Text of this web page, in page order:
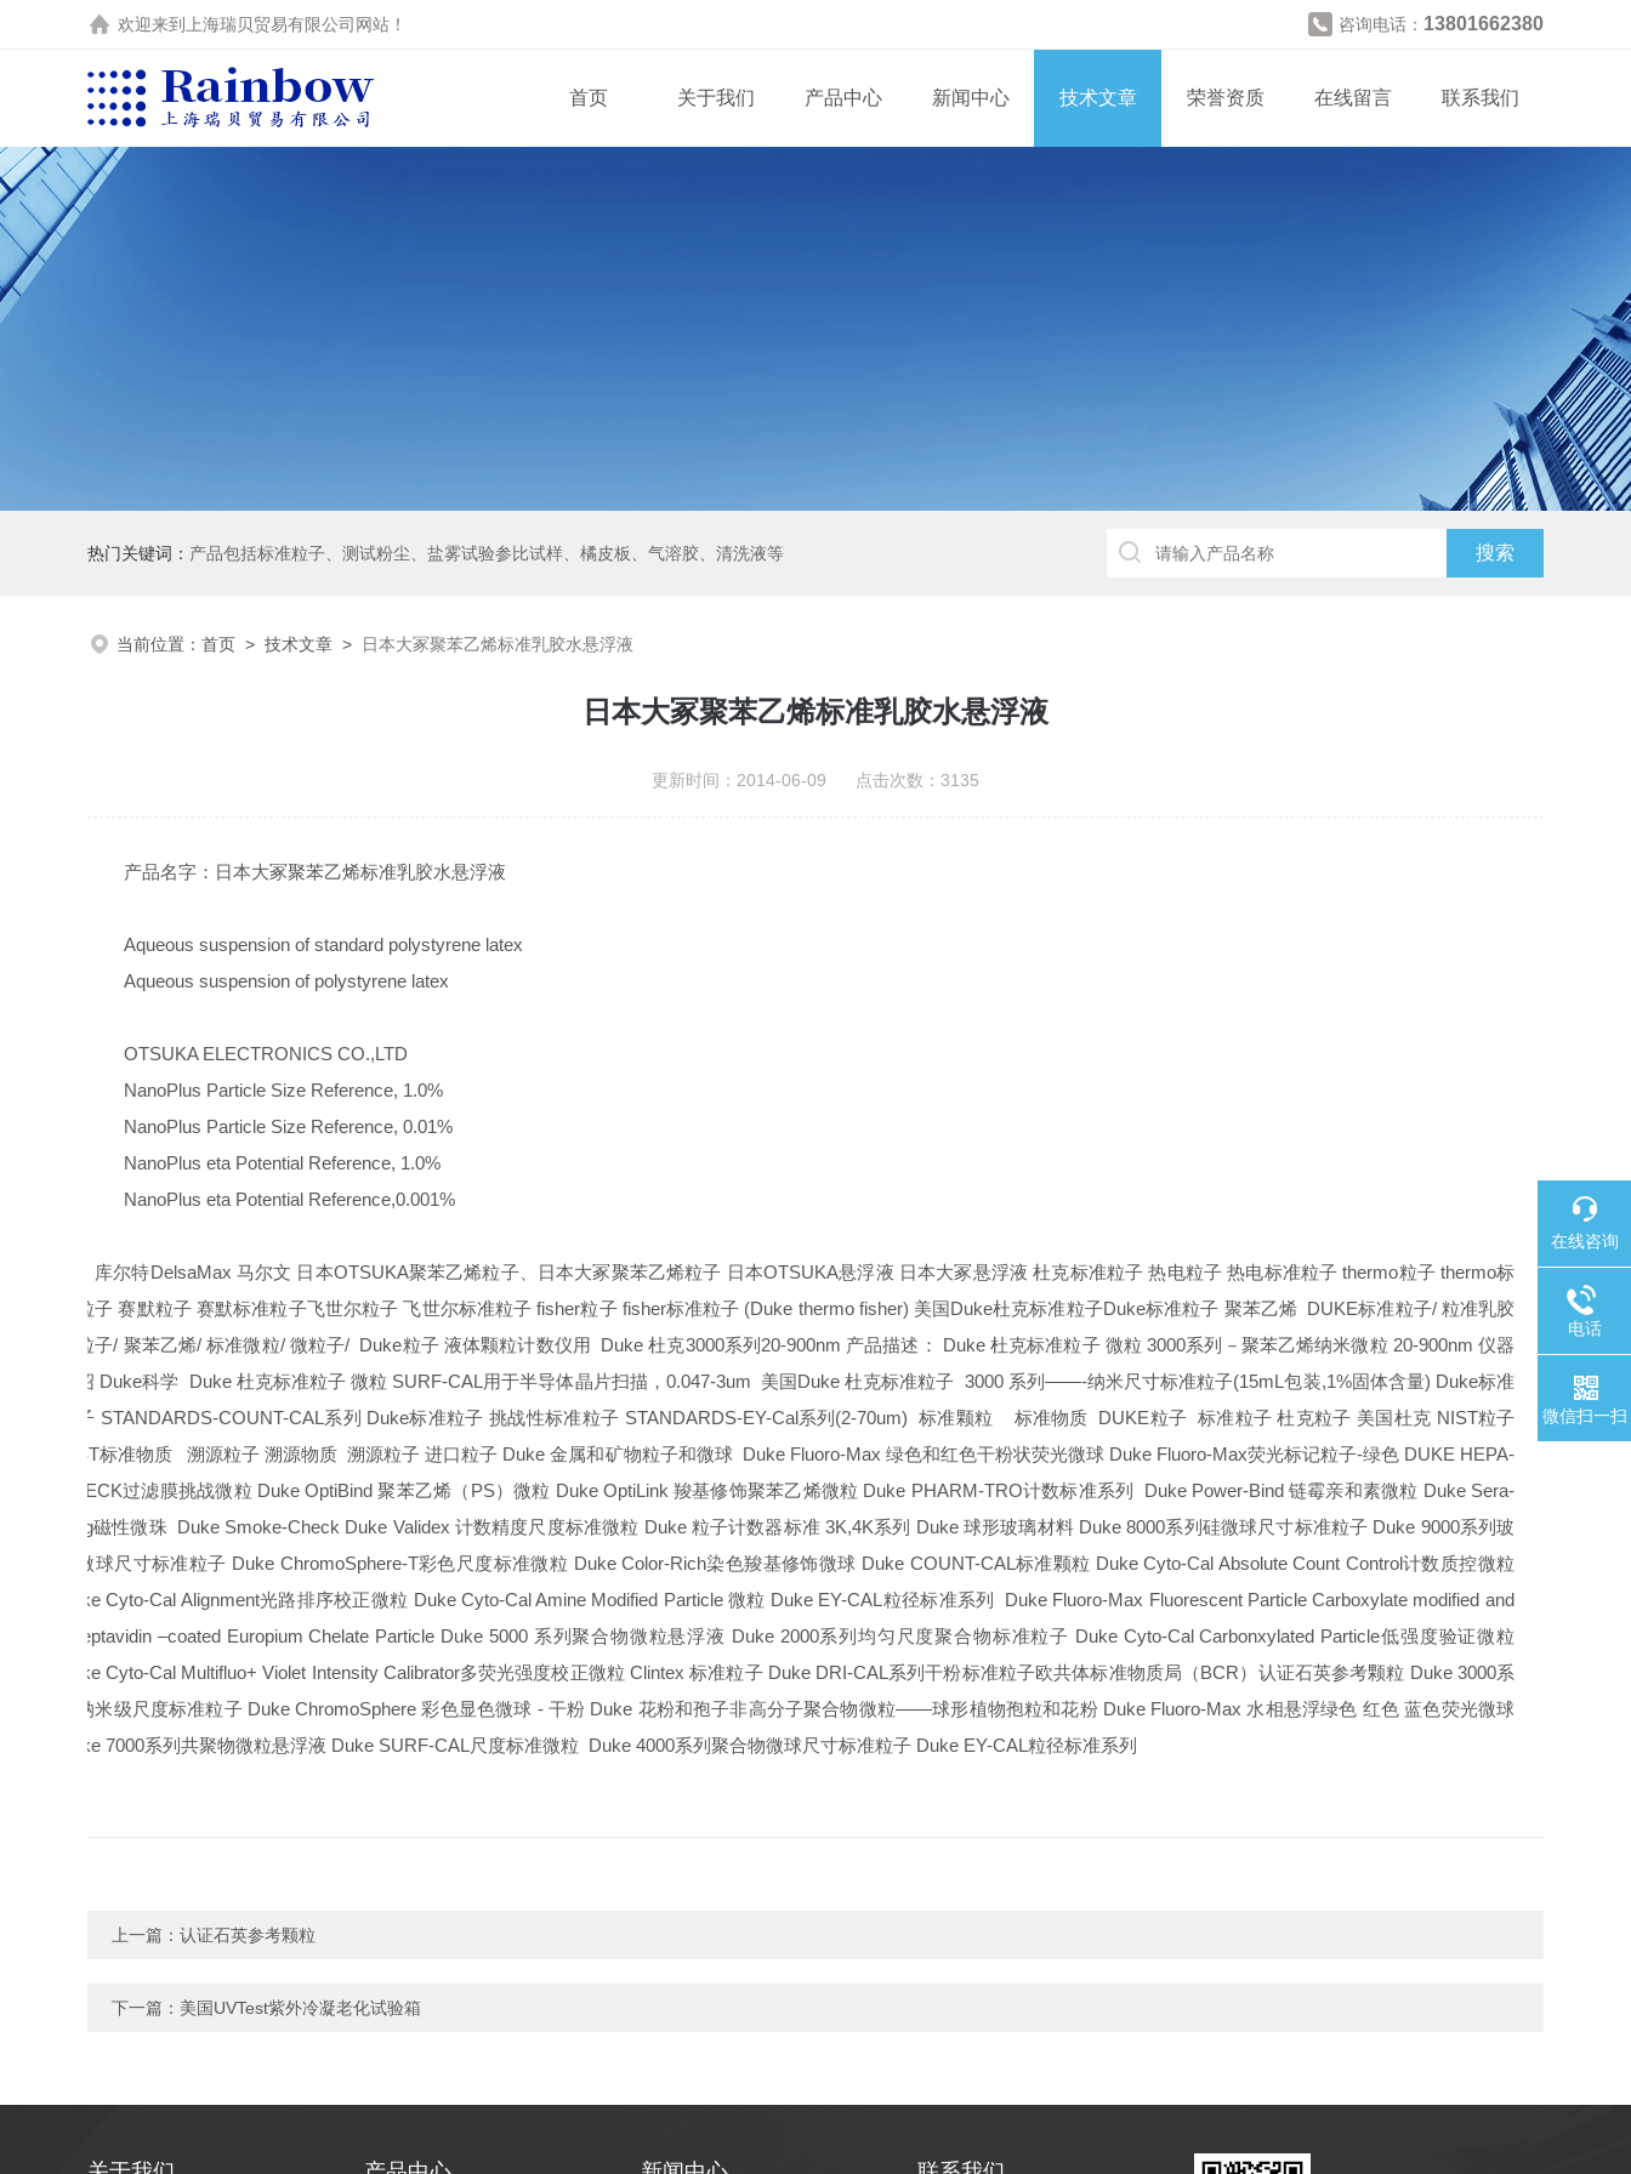
欢迎来到 上海瑞贝贸易有限公司 网站！ 咨询电话： 13801662380
首页 关于我们 产品中心 新闻中心 技术文章 荣誉资质 在线留言 联系我们
热门关键词： 产品包括标准粒子、测试粉尘、盐雾试验参比试样、橘皮板、气溶胶、清洗液等
当前位置： 首页 > 技术文章 > 日本大冢聚苯乙烯标准乳胶水悬浮液
日本大冢聚苯乙烯标准乳胶水悬浮液
更新时间：2014-06-09 点击次数：3135
产品名字：日本大冢聚苯乙烯标准乳胶水悬浮液
Aqueous suspension of standard polystyrene latex
Aqueous suspension of polystyrene latex
OTSUKA ELECTRONICS CO.,LTD
NanoPlus Particle Size Reference, 1.0%
NanoPlus Particle Size Reference, 0.01%
NanoPlus eta Potential Reference, 1.0%
NanoPlus eta Potential Reference,0.001%
库尔特DelsaMax 马尔文 日本OTSUKA聚苯乙烯粒子、日本大冢聚苯乙烯粒子 日本OTSUKA悬浮液 日本大冢悬浮液 杜克标准粒子 热电粒子 热电标准粒子 thermo粒子thermo标
准粒子 赛默粒子 赛默标准粒子飞世尔粒子 飞世尔标准粒子 fisher粒子fisher标准粒子 (Duke thermo fisher) 美国Duke杜克标准粒子Duke标准粒子 聚苯乙烯 DUKE标准粒子/ 粒准乳胶
球粒子/ 聚苯乙烯/标准微粒/ 微粒子/ Duke粒子 液体颗粒计数仪用 Duke杜克3000系列 20-900nm 产品描述： Duke 杜克标准粒子 微粒 3000系列－聚苯乙烯纳米微粒 20-900nm 仪器
介绍 Duke科学 Duke 杜克标准粒子 微粒 SURF-CAL用于半导体晶片扫描， 0.047-3um 美国Duke杜克标准粒子 3000 系列 ——-纳米尺寸标准粒子(15mL包装,1%固体含量) Duke标准
粒子 STANDARDS-COUNT-CAL系列 Duke标准粒子 挑战性标准粒子 STANDARDS-EY-Cal系列 (2-70um)标准颗粒 标准物质 DUKE粒子 标准粒子 杜克粒子 美国杜克 NIST粒子
NIST标准物质 溯源粒子 溯源物质 溯源粒子 进口粒子 Duke金属和矿物粒子和微球 Duke Fluoro-Max 绿色和红色干粉状荧光微球 Duke Fluoro-Max荧光标记粒子-绿色 DUKE HEPA-
CHECK过滤膜挑战微粒 Duke OptiBind聚苯乙烯（ PS）微粒 Duke OptiLink羧基修饰聚苯乙烯微粒 Duke PHARM-TRO计数标准系列 Duke Power-Bind链霉亲和素微粒 Duke Sera-
Mag磁性微珠 Duke Smoke-Check Duke Validex 计数精度尺度标准微粒 Duke 粒子计数器标准3K,4K系列 Duke 球形玻璃材料Duke 8000系列硅微球尺寸标准粒子 Duke 9000系列玻
璃微球尺寸标准粒子 Duke ChromoSphere-T彩色尺度标准微粒 Duke Color-Rich染色羧基修饰微球 Duke COUNT-CAL标准颗粒 Duke Cyto-Cal Absolute Count Control计数质控微粒
Duke Cyto-Cal Alignment光路排序校正微粒 Duke Cyto-Cal Amine Modified Particle微粒 Duke EY-CAL粒径标准系列
Duke Fluoro-Max Fluorescent Particle Carboxylate modified and
Streptavidin –coated Europium Chelate Particle Duke 5000 系列聚合物微粒悬浮液 Duke 2000系列均匀尺度聚合物标准粒子 Duke Cyto-Cal Carbonxylated Particle低强度验证微粒
Duke Cyto-Cal Multifluo+ Violet Intensity Calibrator多荧光强度校正微粒 Clintex标准粒子Duke DRI-CAL系列干粉标准粒子欧共体标准物质局（BCR）认证石英参考颗粒 Duke 3000系
列纳米级尺度标准粒子Duke ChromoSphere彩色显色微球 - 干粉 Duke 花粉和孢子非高分子聚合物微粒——球形植物孢粒和花粉Duke Fluoro-Max 水相悬浮绿色 红色 蓝色荧光微球
Duke 7000系列共聚物微粒悬浮液 Duke SURF-CAL尺度标准微粒 Duke 4000系列聚合物微球尺寸标准粒子 Duke EY-CAL粒径标准系列
上一篇： 认证石英参考颗粒
下一篇： 美国UVTest紫外冷凝老化试验箱
在线咨询
电话
微信扫一扫